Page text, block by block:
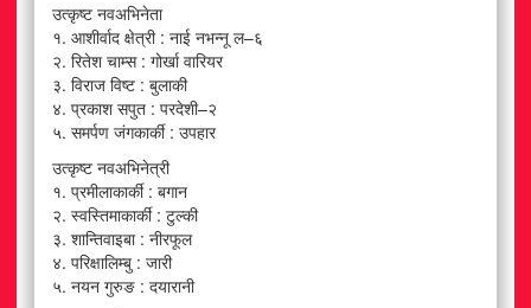
उत्कृष्ट नवअभिनेता
१. आशीर्वाद क्षेत्री : नाई नभन्नू ल–६
२. रितेश चाम्स : गोर्खा वारियर
३. विराज विष्ट : बुलाकी
४. प्रकाश सपुत : परदेशी–२
५. समर्पण जंगकार्की : उपहार
उत्कृष्ट नवअभिनेत्री
१. प्रमीलाकार्की : बगान
२. स्वस्तिमाकार्की : टुल्की
३. शान्तिवाइबा : नीरफूल
४. परिक्षालिम्बु : जारी
५. नयन गुरुङ : दयारानी